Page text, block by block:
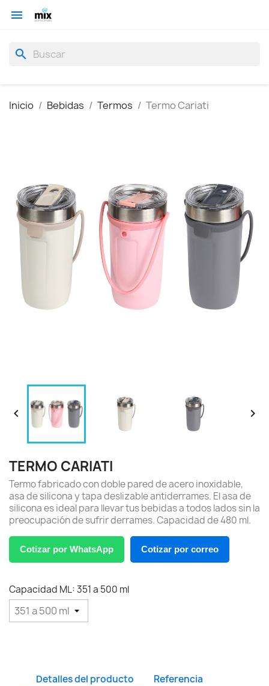

search
Inicio Bebidas Termos Termo Cariati
 
TERMO CARIATI
Termo fabricado con doble pared de acero inoxidable,
asa de silicona y tapa deslizable antiderrames. El asa de
silicona es ideal para llevar tus bebidas a todos lados sin la
preocupación de sufrir derrames. Capacidad de 480 ml.
Cotizar por WhatsApp Cotizar por correo
Capacidad ML: 351 a 500 ml
Detalles del producto Referencia